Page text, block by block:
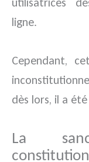
ligne.
Cependant,
dès lors, il a
La